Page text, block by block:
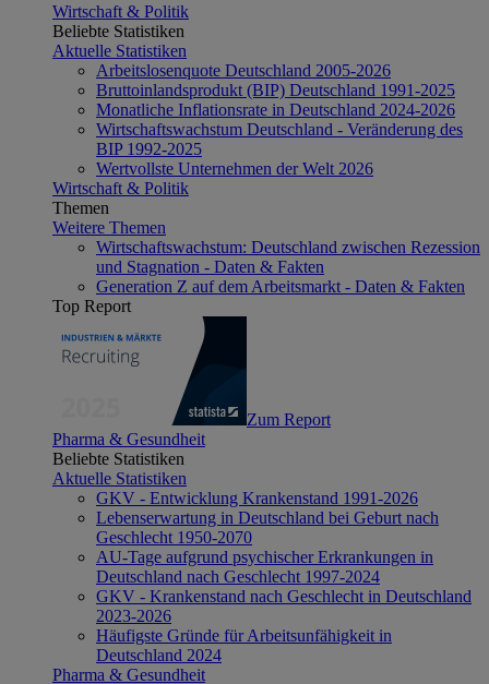
Wirtschaft & Politik
Beliebte Statistiken
Aktuelle Statistiken
Arbeitslosenquote Deutschland 2005-2026
Bruttoinlandsprodukt (BIP) Deutschland 1991-2025
Monatliche Inflationsrate in Deutschland 2024-2026
Wirtschaftswachstum Deutschland - Veränderung des
BIP 1992-2025
Wertvollste Unternehmen der Welt 2026
Wirtschaft & Politik
Themen
Weitere Themen
Wirtschaftswachstum: Deutschland zwischen Rezession
und Stagnation - Daten & Fakten
Generation Z auf dem Arbeitsmarkt - Daten & Fakten
Top Report
Zum Report
Pharma & Gesundheit
Beliebte Statistiken
Aktuelle Statistiken
GKV - Entwicklung Krankenstand 1991-2026
Lebenserwartung in Deutschland bei Geburt nach
Geschlecht 1950-2070
AU-Tage aufgrund psychischer Erkrankungen in
Deutschland nach Geschlecht 1997-2024
GKV - Krankenstand nach Geschlecht in Deutschland
2023-2026
Häufigste Gründe für Arbeitsunfähigkeit in
Deutschland 2024
Pharma & Gesundheit